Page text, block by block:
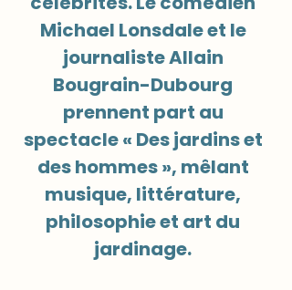
Michael Lonsdale et le
journaliste Allain
Bougrain-Dubourg
prennent part au
spectacle « Des jardins et
des hommes », mêlant
musique, littérature,
philosophie et art du
jardinage.